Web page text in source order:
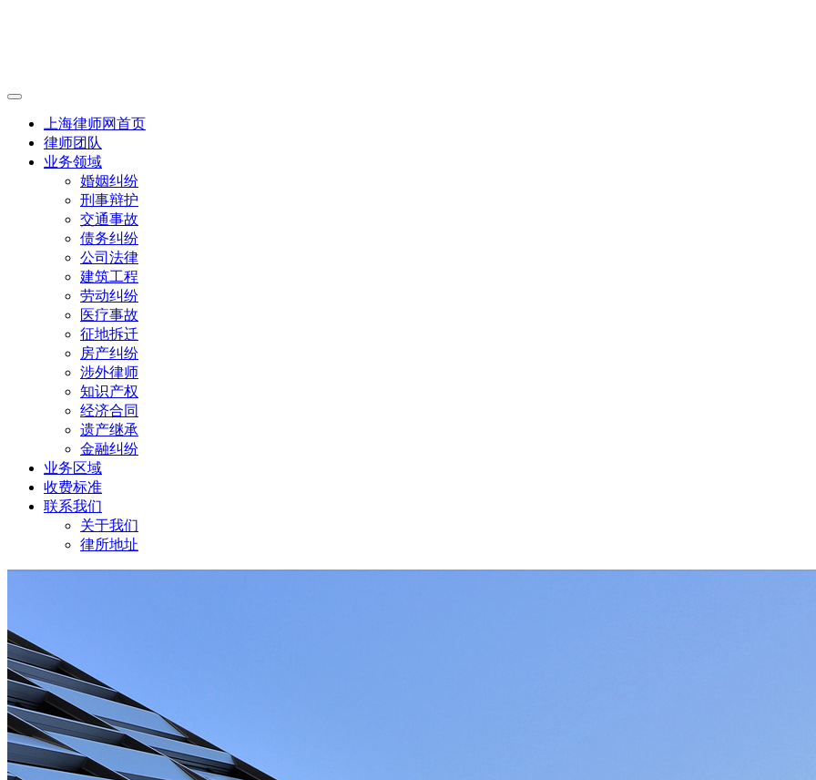
上海律师网首页
律师团队
业务领域
婚姻纠纷
刑事辩护
交通事故
债务纠纷
公司法律
建筑工程
劳动纠纷
医疗事故
征地拆迁
房产纠纷
涉外律师
知识产权
经济合同
遗产继承
金融纠纷
业务区域
收费标准
联系我们
关于我们
律所地址